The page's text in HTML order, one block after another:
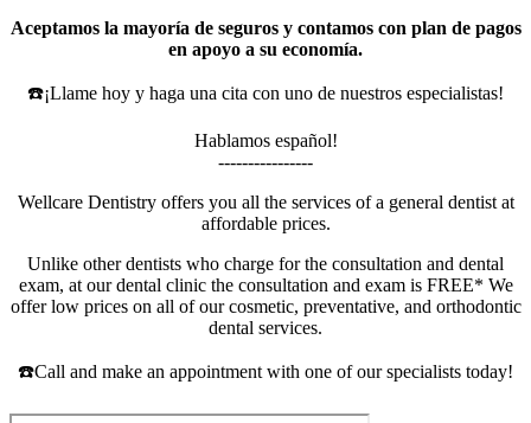
Aceptamos la mayoría de seguros y contamos con plan de pagos
en apoyo a su economía.
☎️¡Llame hoy y haga una cita con uno de nuestros especialistas!
Hablamos español!
----------------
Wellcare Dentistry offers you all the services of a general dentist at
affordable prices.
Unlike other dentists who charge for the consultation and dental
exam, at our dental clinic the consultation and exam is FREE* We
offer low prices on all of our cosmetic, preventative, and orthodontic
dental services.
☎️Call and make an appointment with one of our specialists today!